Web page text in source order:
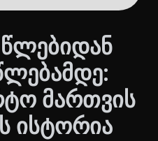
წლებიდან
მართვის
ისტორია